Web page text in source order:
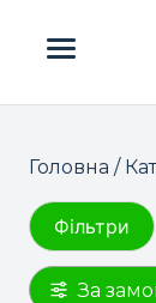
Головна /
Фільтри
За